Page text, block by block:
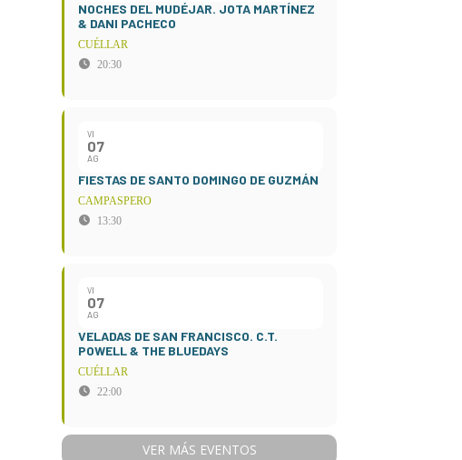
NOCHES DEL MUDÉJAR. JOTA MARTÍNEZ
& DANI PACHECO
CUÉLLAR
20:30
VI
07
AG
FIESTAS DE SANTO DOMINGO DE GUZMÁN
CAMPASPERO
13:30
VI
07
AG
VELADAS DE SAN FRANCISCO. C.T.
POWELL & THE BLUEDAYS
CUÉLLAR
22:00
VER MÁS EVENTOS